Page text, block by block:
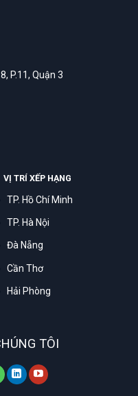
P.11, Quận 3
VỊ TRÍ XẾP HẠNG
TP. Hồ Chí Minh
TP. Hà Nội
Đà Nẵng
Cần Thơ
Hải Phòng
TÔI